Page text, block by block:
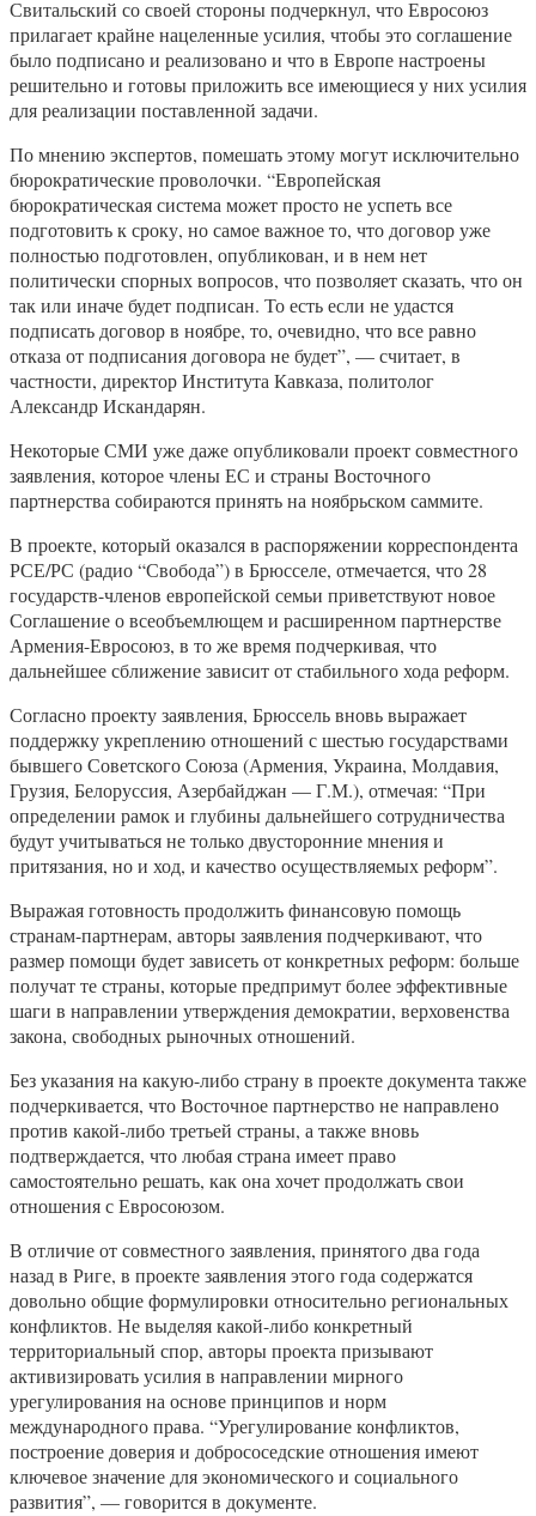
Свитальский со своей стороны подчеркнул, что Евросоюз
прилагает крайне нацеленные усилия, чтобы это соглашение
было подписано и реализовано и что в Европе настроены
решительно и готовы приложить все имеющиеся у них усилия
для реализации поставленной задачи.
По мнению экспертов, помешать этому могут исключительно
бюрократические проволочки. “Европейская
бюрократическая система может просто не успеть все
подготовить к сроку, но самое важное то, что договор уже
полностью подготовлен, опубликован, и в нем нет
политически спорных вопросов, что позволяет сказать, что он
так или иначе будет подписан. То есть если не удастся
подписать договор в ноябре, то, очевидно, что все равно
отказа от подписания договора не будет”, — считает, в
частности, директор Института Кавказа, политолог
Александр Искандарян.
Некоторые СМИ уже даже опубликовали проект совместного
заявления, которое члены ЕС и страны Восточного
партнерства собираются принять на ноябрьском саммите.
В проекте, который оказался в распоряжении корреспондента
РСЕ/РС (радио “Свобода”) в Брюсселе, отмечается, что 28
государств-членов европейской семьи приветствуют новое
Соглашение о всеобъемлющем и расширенном партнерстве
Армения-Евросоюз, в то же время подчеркивая, что
дальнейшее сближение зависит от стабильного хода реформ.
Согласно проекту заявления, Брюссель вновь выражает
поддержку укреплению отношений с шестью государствами
бывшего Советского Союза (Армения, Украина, Молдавия,
Грузия, Белоруссия, Азербайджан — Г.М.), отмечая: “При
определении рамок и глубины дальнейшего сотрудничества
будут учитываться не только двусторонние мнения и
притязания, но и ход, и качество осуществляемых реформ”.
Выражая готовность продолжить финансовую помощь
странам-партнерам, авторы заявления подчеркивают, что
размер помощи будет зависеть от конкретных реформ: больше
получат те страны, которые предпримут более эффективные
шаги в направлении утверждения демократии, верховенства
закона, свободных рыночных отношений.
Без указания на какую-либо страну в проекте документа также
подчеркивается, что Восточное партнерство не направлено
против какой-либо третьей страны, а также вновь
подтверждается, что любая страна имеет право
самостоятельно решать, как она хочет продолжать свои
отношения с Евросоюзом.
В отличие от совместного заявления, принятого два года
назад в Риге, в проекте заявления этого года содержатся
довольно общие формулировки относительно региональных
конфликтов. Не выделяя какой-либо конкретный
территориальный спор, авторы проекта призывают
активизировать усилия в направлении мирного
урегулирования на основе принципов и норм
международного права. “Урегулирование конфликтов,
построение доверия и добрососедские отношения имеют
ключевое значение для экономического и социального
развития”, — говорится в документе.